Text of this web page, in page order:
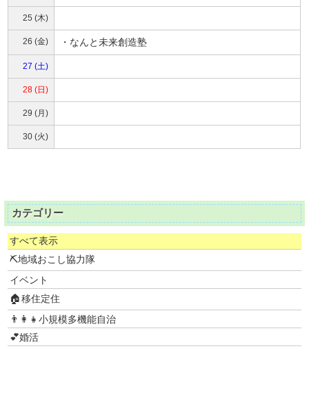
25 (木)
26 (金) ・なんと未来創造塾
27 (土)
28 (日)
29 (月)
30 (火)
カテゴリー
すべて表示
⛏地域おこし協力隊
イベント
🏠移住定住
👨‍👩‍👧小規模多機能自治
💕婚活